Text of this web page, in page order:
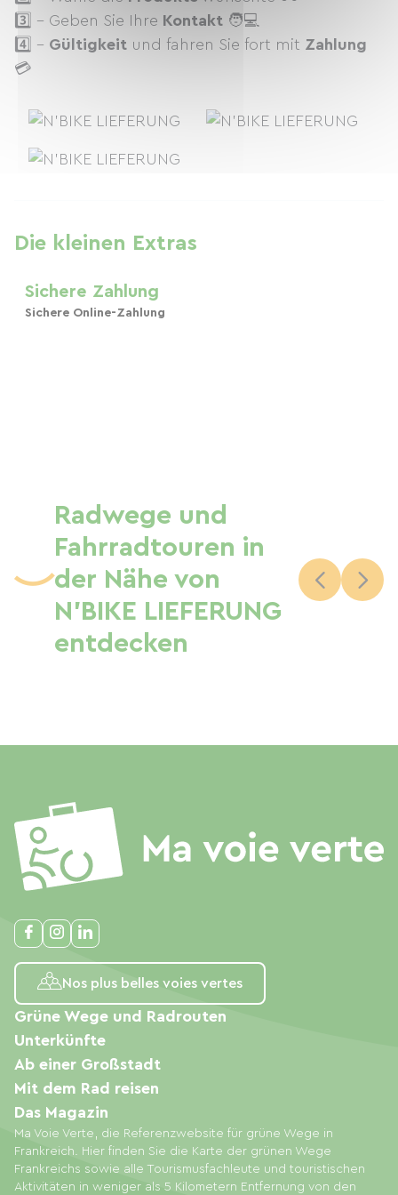
3️⃣ - Geben Sie Ihre Kontakt 🧑💻
4️⃣ - Gültigkeit und fahren Sie fort mit Zahlung
💳
Die kleinen Extras
Sichere Zahlung
Sichere Online-Zahlung
Radwege und
Fahrradtouren in
der Nähe von
N'BIKE LIEFERUNG
entdecken
Nos plus belles voies vertes
Ma Voie Verte, die Referenzwebsite für grüne Wege in
Frankreich. Hier finden Sie die Karte der grünen Wege
Frankreichs sowie alle Tourismusfachleute und touristischen
Aktivitäten in weniger als 5 Kilometern Entfernung von den
Grüne Wege und Radrouten
Unterkünfte
Ab einer Großstadt
Mit dem Rad reisen
Das Magazin